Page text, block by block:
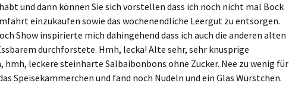
und dann können Sie sich vorstellen dass ich noch nicht mal Bock
einzukaufen sowie das wochenendliche Leergut zu entsorgen.
Show inspirierte mich dahingehend dass ich auch die anderen alten
durchforstete. Hmh, lecka! Alte sehr, sehr knusprige
hmh, leckere steinharte Salbaibonbons ohne Zucker. Nee zu wenig für
Speisekämmerchen und fand noch Nudeln und ein Glas Würstchen.